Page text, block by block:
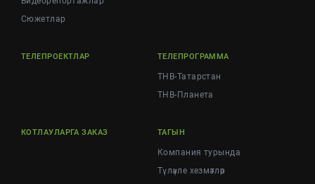
Cюжетлар
ТЕЛЕПРОЕКТЛАР ТЕЛЕПРОГРАММА
ТНВ-Татарстан
ТНВ-Планета
КОТЛАУЛАРГА ЗАКАЗ ТАГЫН
Компания турында
Түләүле хезмәтләр